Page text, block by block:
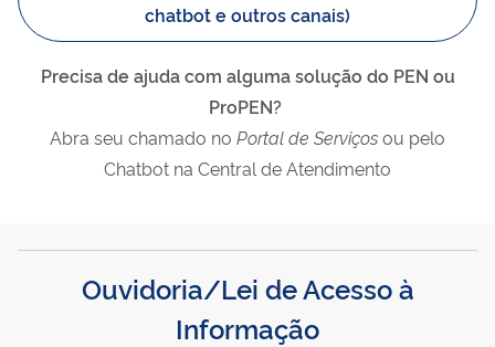
chatbot e outros canais)
Precisa de ajuda com alguma solução do PEN ou
ProPEN?
Abra seu chamado no Portal de Serviçosou pelo
Chatbot na Central de Atendimento
Ouvidoria/Lei de Acesso à
Informação